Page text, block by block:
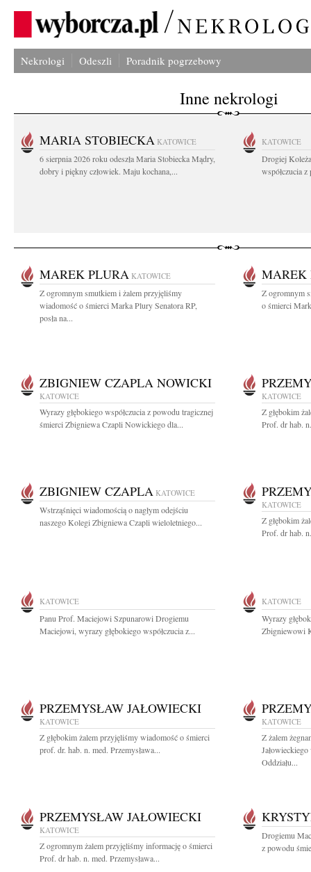
Nekrologi Odeszli Poradnik pogrzebowy
Inne nekrologi
MARIA STOBIECKA KATOWICE
6 sierpnia 2026 roku odeszła Maria Stobiecka Mądry,
dobry i piękny człowiek. Maju kochana,...
KATOWICE
Drogiej
współczucia
MAREK PLURA KATOWICE
Z ogromnym smutkiem i żalem przyjęliśmy
wiadomość o śmierci Marka Plury Senatora RP,
posła na...
MAREK
Z ogromnym
o śmierci
ZBIGNIEW CZAPLA NOWICKI
KATOWICE
Wyrazy głębokiego współczucia z powodu tragicznej
śmierci Zbigniewa Czapli Nowickiego dla...
KATOWICE
Z głębokim
Prof. dr hab.
ZBIGNIEW CZAPLA KATOWICE
Wstrząśnięci wiadomością o nagłym odejściu
naszego Kolegi Zbigniewa Czapli wieloletniego...
KATOWICE
Z głębokim
Prof. dr hab.
KATOWICE
Panu Prof. Maciejowi Szpunarowi Drogiemu
Maciejowi, wyrazy głębokiego współczucia z...
KATOWICE
Wyrazy
Zbigniewowi
PRZEMYSŁAW JAŁOWIECKI
KATOWICE
Z głębokim żalem przyjęliśmy wiadomość o śmierci
prof. dr. hab. n. med. Przemysława...
KATOWICE
Z żalem
Oddziału...
PRZEMYSŁAW JAŁOWIECKI
KATOWICE
Z ogromnym żalem przyjęliśmy informację o śmierci
Prof. dr hab. n. med. Przemysława...
Drogiemu
z powodu